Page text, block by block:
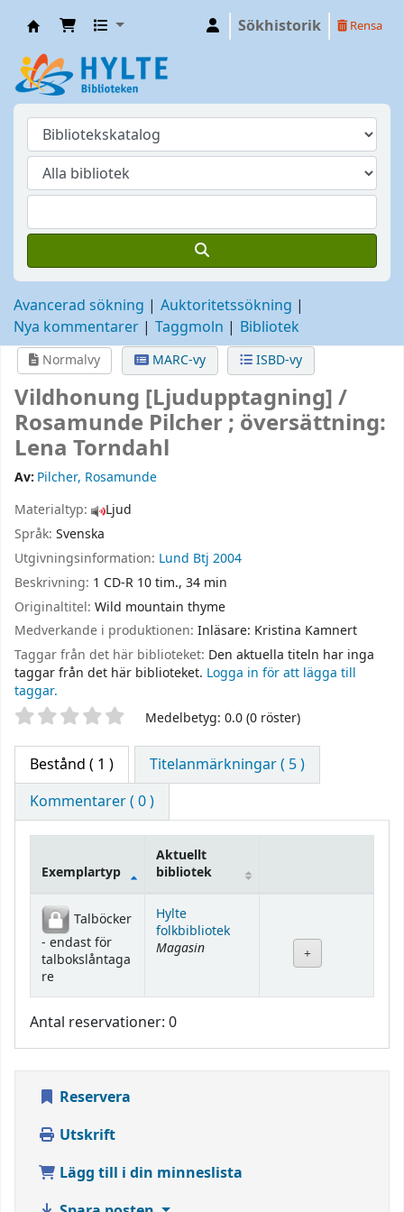
Sökhistorik Rensa
Avancerad sökning
Auktoritetssökning
Nya kommentarer
Taggmoln Bibliotek
Normalvy MARC-vy ISBD-vy
Vildhonung [Ljudupptagning] /
Rosamunde Pilcher ; översättning:
Lena Torndahl
Av: Pilcher, Rosamunde
Materialtyp:
Ljud
Språk: Svenska
Utgivningsinformation: Lund Btj 2004
Beskrivning: 1 CD-R 10 tim., 34 min
Originaltitel: Wild mountain thyme
Medverkande i produktionen: Inläsare: Kristina Kamnert
Taggar från det här biblioteket: Den aktuella titeln har inga
taggar från det här biblioteket. Logga in för att lägga till
taggar.
Betyg Medelbetyg: 0.0 (0 röster)
Bestånd ( 1 )
Titelanmärkningar ( 5 )
Kommentarer ( 0 )
Bestånd
Exemplartyp
Aktuellt
bibliotek
Talböcker
- endast för
talbokslåntaga
re
Hylte
folkbibliotek
Magasin
Antal reservationer: 0
Reservera
Utskrift
Lägg till i din minneslista